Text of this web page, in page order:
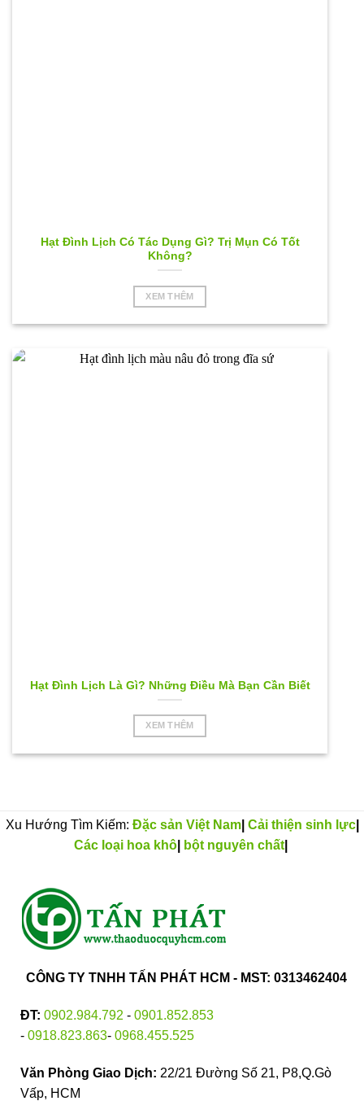
Hạt Đình Lịch Có Tác Dụng Gì? Trị Mụn Có Tốt
Không?
XEM THÊM
Hạt Đình Lịch Là Gì? Những Điều Mà Bạn Cần Biết
XEM THÊM
Xu Hướng Tìm Kiếm: Đặc sản Việt Nam| Cải thiện sinh lực|
Các loại hoa khô| bột nguyên chất|
CÔNG TY TNHH TẤN PHÁT HCM - MST: 0313462404
ĐT: 0902.984.792 - 0901.852.853
- 0918.823.863- 0968.455.525
Văn Phòng Giao Dịch: 22/21 Đường Số 21, P8,Q.Gò
Vấp, HCM